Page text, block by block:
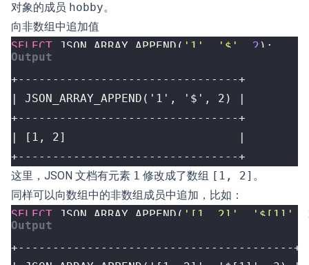
对象的成员 hobby。
向非数组中追加值
SELECT
JSON_ARRAY_APPEND ( '1' '$' 2 );
+--------------------------------+
这里，JSON 文档有元素 1 修改成了数组 [1, 2] 。
同样可以向数组中的非数组成员中追加，比如：
SELECT
JSON_ARRAY_APPEND ( '[1, 2]' '$[1]'